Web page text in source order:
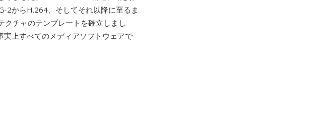
2からH.264、そしてそれ以降に至るま
クチャのテンプレートを確立しまし
上すべてのメディアソフトウェアで